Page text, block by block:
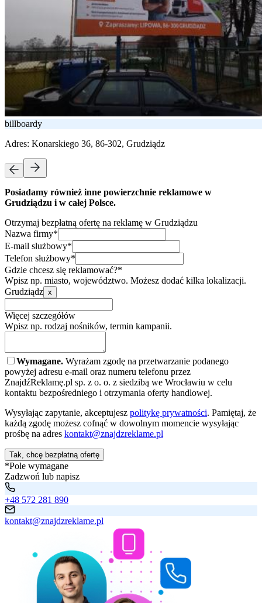
billboardy
Adres: Konarskiego 36, 86-302, Grudziądz
Posiadamy również inne powierzchnie reklamowe w
Grudziądzu i w całej Polsce.
Otrzymaj bezpłatną ofertę na reklamę w Grudziądzu
Nazwa firmy*
E-mail służbowy*
Telefon służbowy*
Gdzie chcesz się reklamować?*
Wpisz np. miasto, województwo. Możesz dodać kilka lokalizacji.
Grudziądz x
Więcej szczegółów
Wpisz np. rodzaj nośników, termin kampanii.
Wymagane. Wyrażam zgodę na przetwarzanie podanego
powyżej adresu e-mail oraz numeru telefonu przez
ZnajdźReklamę.pl sp. z o. o. z siedzibą we Wrocławiu w celu
kontaktu bezpośredniego i otrzymania oferty handlowej.
Wysyłając zapytanie, akceptujesz politykę prywatności. Pamiętaj, że
każdą zgodę możesz cofnąć w dowolnym momencie wysyłając
prośbę na adres kontakt@znajdzreklame.pl
Tak, chcę bezpłatną ofertę
*Pole wymagane
Zadzwoń lub napisz
+48 572 281 890
kontakt@znajdzreklame.pl